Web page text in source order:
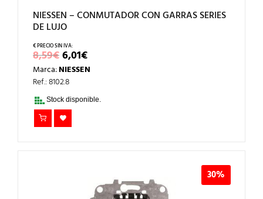
NIESSEN – CONMUTADOR CON GARRAS SERIES
DE LUJO
8,59€EL
PRECIO
ORIGINAL
ERA:
8,59€.
6,01€EL
PRECIO
ACTUAL
6,01€.
Marca:NIESSEN
Ref.: 8102.8
Stock disponible.
30%